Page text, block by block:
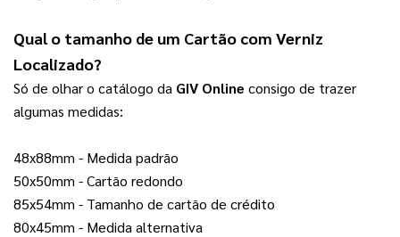
Qual o tamanho de um Cartão com Verniz
Localizado?
Só de olhar o catálogo da GIV Online consigo de trazer
algumas medidas:
48x88mm - Medida padrão
50x50mm - Cartão redondo
85x54mm - Tamanho de cartão de crédito
80x45mm - Medida alternativa